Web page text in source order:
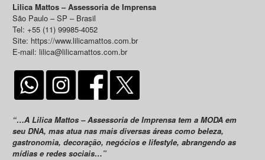
Lilica Mattos – Assessoria de Imprensa
São Paulo – SP – Brasil
Tel: +55 (11) 99985-4052
Site: https://www.lilicamattos.com.br
E-mail: lilica@lilicamattos.com.br
“…A Lilica Mattos – Assessoria de Imprensa tem a MODA em
seu DNA, mas atua nas mais diversas áreas como beleza,
gastronomia, decoração, negócios e lifestyle, abrangendo as
mídias e redes sociais…”